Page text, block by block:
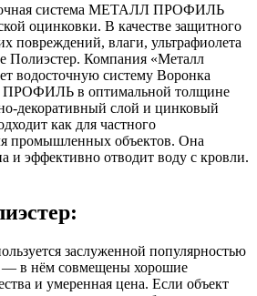
система МЕТАЛЛ ПРОФИЛЬ
оцинковки. В качестве защитного
повреждений, влаги, ультрафиолета
Полиэстер. Компания «Металл
водосточную систему Воронка
в оптимальной толщине
декоративный слой и цинковый
как для частного
промышленных объектов. Она
и эффективно отводит воду с кровли.
заслуженной популярностью
— в нём совмещены хорошие
и умеренная цена. Если объект